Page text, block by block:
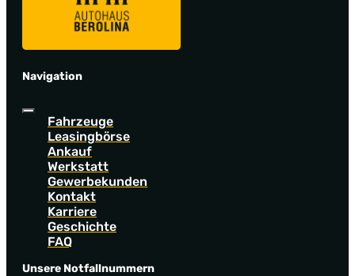
Navigation
Fahrzeuge
Leasingbörse
Ankauf
Werkstatt
Gewerbekunden
Kontakt
Karriere
Geschichte
FAQ
Unsere Notfallnummern